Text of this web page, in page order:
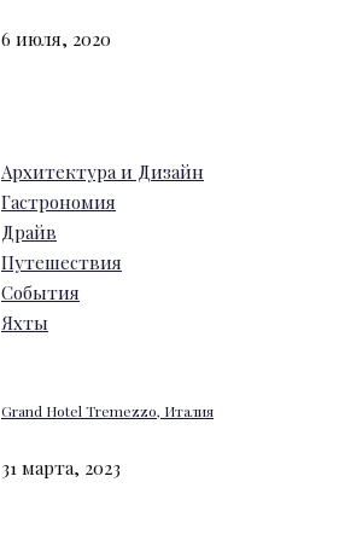
6 июля, 2020
Архитектура и Дизайн
Гастрономия
Драйв
Путешествия
События
Яхты
Grand Hotel Tremezzo, Италия
31 марта, 2023